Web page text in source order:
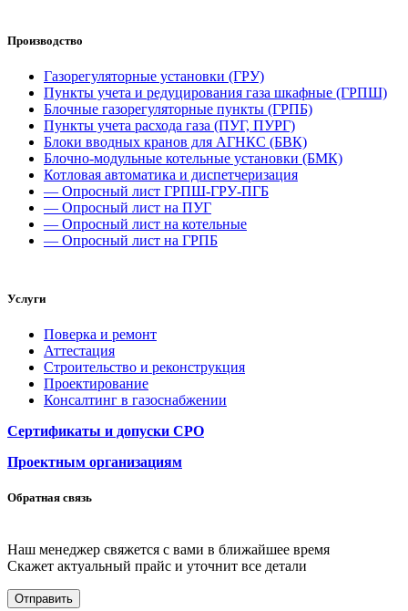
Производство
Газорегуляторные установки (ГРУ)
Пункты учета и редуцирования газа шкафные (ГРПШ)
Блочные газорегуляторные пункты (ГРПБ)
Пункты учета расхода газа (ПУГ, ПУРГ)
Блоки вводных кранов для АГНКС (БВК)
Блочно-модульные котельные установки (БМК)
Котловая автоматика и диспетчеризация
— Опросный лист ГРПШ-ГРУ-ПГБ
— Опросный лист на ПУГ
— Опросный лист на котельные
— Опросный лист на ГРПБ
Услуги
Поверка и ремонт
Аттестация
Строительство и реконструкция
Проектирование
Консалтинг в газоснабжении
Сертификаты и допуски СРО
Проектным организациям
Обратная связь
Наш менеджер свяжется с вами в ближайшее время
Скажет актуальный прайс и уточнит все детали